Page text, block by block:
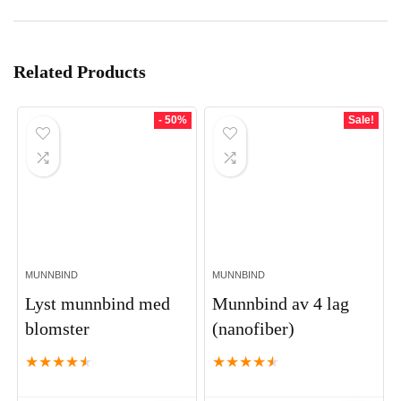
Related Products
- 50%
MUNNBIND
Lyst munnbind med
blomster
★★★★★
Sale!
MUNNBIND
Munnbind av 4 lag
(nanofiber)
★★★★★